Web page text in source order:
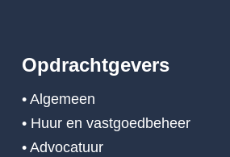
Opdrachtgevers
• Algemeen
• Huur en vastgoedbeheer
• Advocatuur